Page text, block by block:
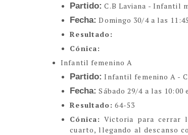
Partido: C.B Laviana - Infantil
Fecha: Domingo 30/4 a las
Resultado:
Cónica:
Infantil femenino A
Partido: Infantil femenino A -
Fecha: Sábado 29/4 a las
Resultado: 64-53
Cónica: Victoria para cerrar
cuarto, llegando al descanso